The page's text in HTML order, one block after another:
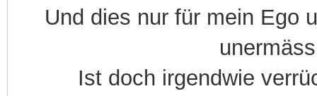
Und dies nur für mein Ego
Ist doch irgendwie